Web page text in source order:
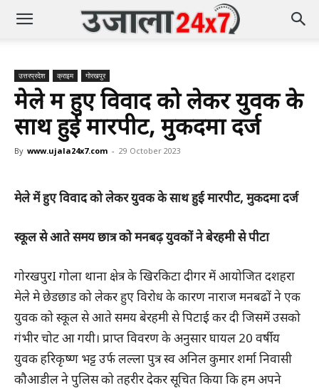
उत्तरप्रदेश क्राइम गोरखपुर
मेले में हुए विवाद को लेकर युवक के
साथ हुई मारपीट, मुकदमा दर्ज
By www.ujala24x7.com - 29 October 2023
मेले में हुए विवाद को लेकर युवक के साथ हुई मारपीट, मुकदमा दर्ज
स्कूल से आते समय छात्र को मनबढ़ युवकों ने बेरहमी से पीटा
गोरखपुरI गोला थाना क्षेत्र के खिरकिटा दीगर में आयोजित दशहरा
मेले मे छेडछाड को लेकर हुए विरोध के कारण नाराज मनबढों ने एक
युवक को स्कूल से आते समय बेरहमी से पिटाई कर दी जिसमें उसको
गंभीर चोट आ गयी। प्राप्त विवरण के अनुसार घायल 20 वर्षीय
युवक हरिकृष्ण भट्ट उर्फ लल्ला पुत्र स्व अनिल कुमार शर्मा निवासी
कौआडील ने पुलिस को तहरीर देकर सूचित किया कि हम अपने